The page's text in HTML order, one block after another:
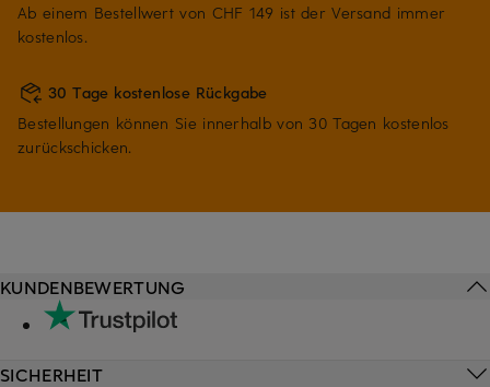
Ab einem Bestellwert von CHF 149 ist der Versand immer
kostenlos.
30 Tage kostenlose Rückgabe
Bestellungen können Sie innerhalb von 30 Tagen kostenlos
zurückschicken.
KUNDENBEWERTUNG
SICHERHEIT